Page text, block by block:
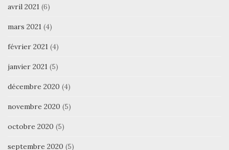
avril 2021 (6)
mars 2021 (4)
février 2021 (4)
janvier 2021 (5)
décembre 2020 (4)
novembre 2020 (5)
octobre 2020 (5)
septembre 2020 (5)